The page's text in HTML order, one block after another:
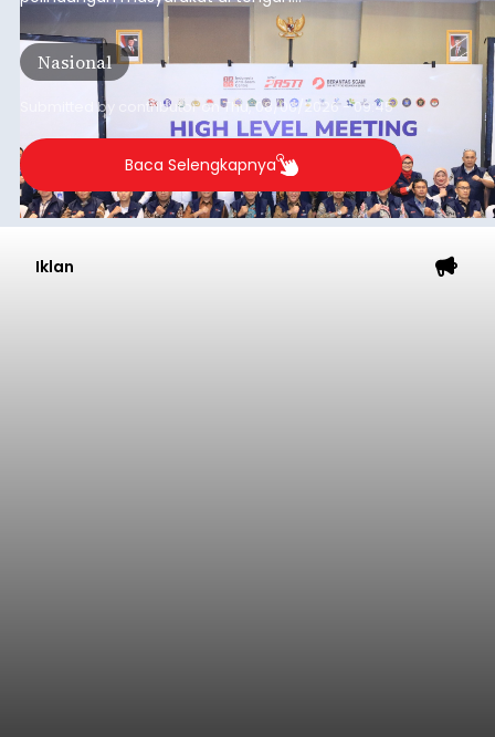
meningkatnya ancaman penipuan digital yang
semakin kompleks.
Nasional
Submitted by contributoronThu, 08/06/2026 - 09:45
Baca Selengkapnya
Iklan